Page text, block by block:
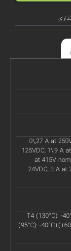
0\,27 A at
125VDC, 1\,9 A
at 415V
24VDC, 3 A at
T4 (130°C): -
(95°C): -